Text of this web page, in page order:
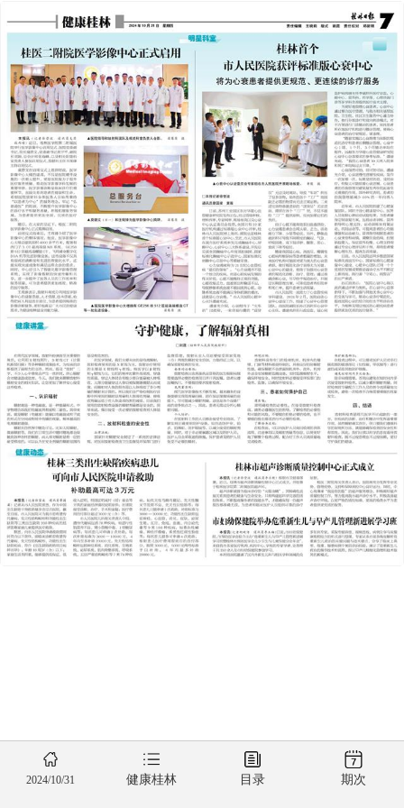
前一版 下一版
2024年10月31日
2024/10/31 健康桂林 目录 期次